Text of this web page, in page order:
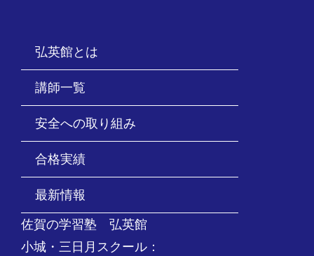
弘英館とは
講師一覧
安全への取り組み
合格実績
最新情報
佐賀の学習塾 弘英館
小城・三日月スクール：